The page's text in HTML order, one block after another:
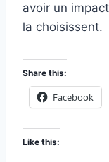
avoir un
la choisissent.
Share this:
Facebook
Like this: